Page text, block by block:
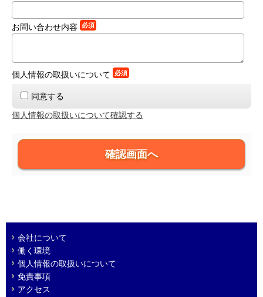
お問い合わせ内容 必須
個人情報の取扱いについて 必須
同意する
個人情報の取扱いについて確認する
会社について
働く環境
個人情報の取扱いについて
免責事項
アクセス